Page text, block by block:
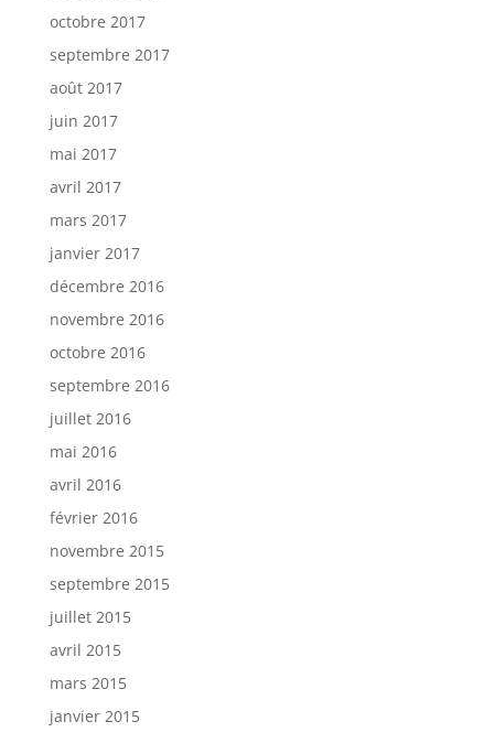
octobre 2017
septembre 2017
août 2017
juin 2017
mai 2017
avril 2017
mars 2017
janvier 2017
décembre 2016
novembre 2016
octobre 2016
septembre 2016
juillet 2016
mai 2016
avril 2016
février 2016
novembre 2015
septembre 2015
juillet 2015
avril 2015
mars 2015
janvier 2015